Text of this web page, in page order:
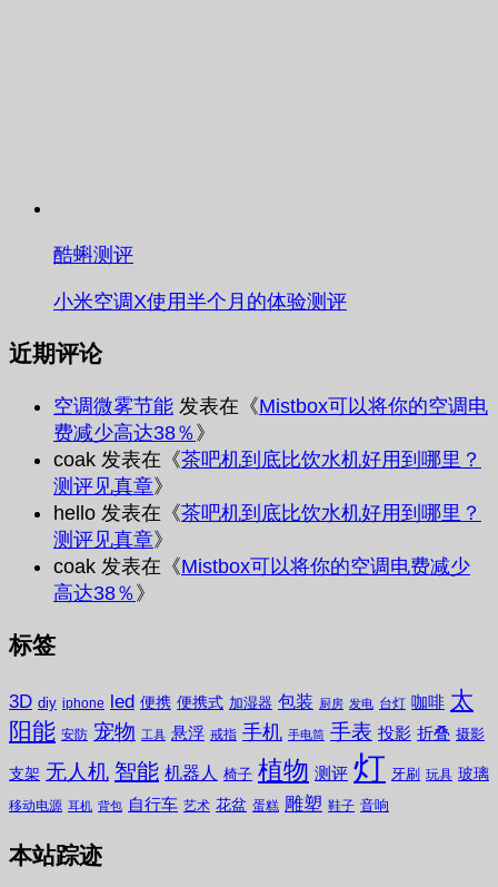
酷蝌测评
小米空调X使用半个月的体验测评
近期评论
空调微雾节能 发表在《Mistbox可以将你的空调电
费减少高达38％》
coak 发表在《茶吧机到底比饮水机好用到哪里？
测评见真章》
hello 发表在《茶吧机到底比饮水机好用到哪里？
测评见真章》
coak 发表在《Mistbox可以将你的空调电费减少
高达38％》
标签
3D diy iphone led 便携 便携式 加湿器 包装 厨房 发电 台灯 咖啡 太
阳能 安防 宠物 工具 悬浮 戒指 手机 手电筒 手表 投影 折叠 摄影
支架 无人机 智能 机器人 椅子 植物 测评 灯 牙刷 玩具 玻璃
移动电源 耳机 背包 自行车 艺术 花盆 蛋糕 雕塑 鞋子 音响
本站踪迹